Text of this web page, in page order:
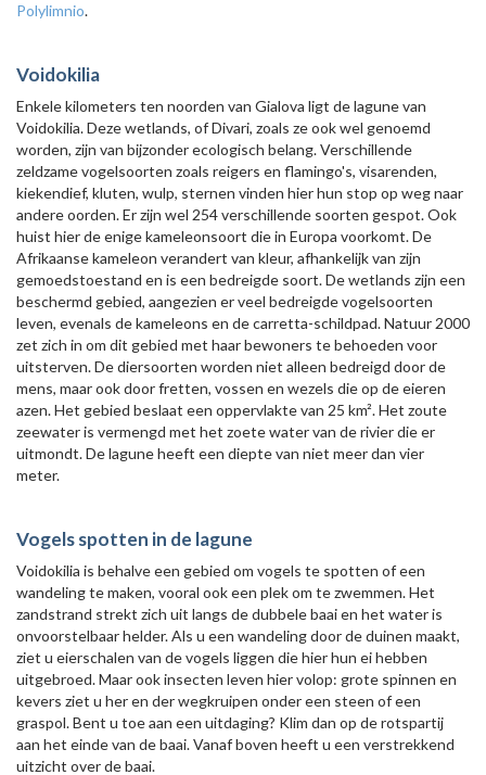
Polylimnio.
Voidokilia
Enkele kilometers ten noorden van Gialova ligt de lagune van
Voidokilia. Deze wetlands, of Divari, zoals ze ook wel genoemd
worden, zijn van bijzonder ecologisch belang. Verschillende
zeldzame vogelsoorten zoals reigers en flamingo's, visarenden,
kiekendief, kluten, wulp, sternen vinden hier hun stop op weg naar
andere oorden. Er zijn wel 254 verschillende soorten gespot. Ook
huist hier de enige kameleonsoort die in Europa voorkomt. De
Afrikaanse kameleon verandert van kleur, afhankelijk van zijn
gemoedstoestand en is een bedreigde soort. De wetlands zijn een
beschermd gebied, aangezien er veel bedreigde vogelsoorten
leven, evenals de kameleons en de carretta-schildpad. Natuur 2000
zet zich in om dit gebied met haar bewoners te behoeden voor
uitsterven. De diersoorten worden niet alleen bedreigd door de
mens, maar ook door fretten, vossen en wezels die op de eieren
azen. Het gebied beslaat een oppervlakte van 25 km². Het zoute
zeewater is vermengd met het zoete water van de rivier die er
uitmondt. De lagune heeft een diepte van niet meer dan vier
meter.
Vogels spotten in de lagune
Voidokilia is behalve een gebied om vogels te spotten of een
wandeling te maken, vooral ook een plek om te zwemmen. Het
zandstrand strekt zich uit langs de dubbele baai en het water is
onvoorstelbaar helder. Als u een wandeling door de duinen maakt,
ziet u eierschalen van de vogels liggen die hier hun ei hebben
uitgebroed. Maar ook insecten leven hier volop: grote spinnen en
kevers ziet u her en der wegkruipen onder een steen of een
graspol. Bent u toe aan een uitdaging? Klim dan op de rotspartij
aan het einde van de baai. Vanaf boven heeft u een verstrekkend
uitzicht over de baai.